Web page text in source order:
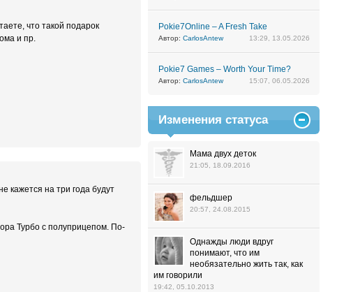
что такой подарок
и пр.
кажется на три года будут
Турбо с полуприцепом. По-
Pokie7Online – A Fresh Take
Автор: CarlosAntew 13:29, 13.05.2026
Pokie7 Games – Worth Your Time?
Автор: CarlosAntew 15:07, 06.05.2026
Изменения статуса
Мама двух деток
21:05, 18.09.2016
фельдшер
20:57, 24.08.2015
Однажды люди вдруг
понимают, что им
необязательно жить так, как
им говорили
19:42, 05.10.2013